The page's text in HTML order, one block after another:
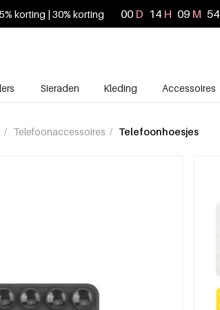
korting | 30% korting 00 D 14 H 09 M 53
Sieraden Kleding Accessoires
/ Telefoonaccessoires / Telefoonhoesjes